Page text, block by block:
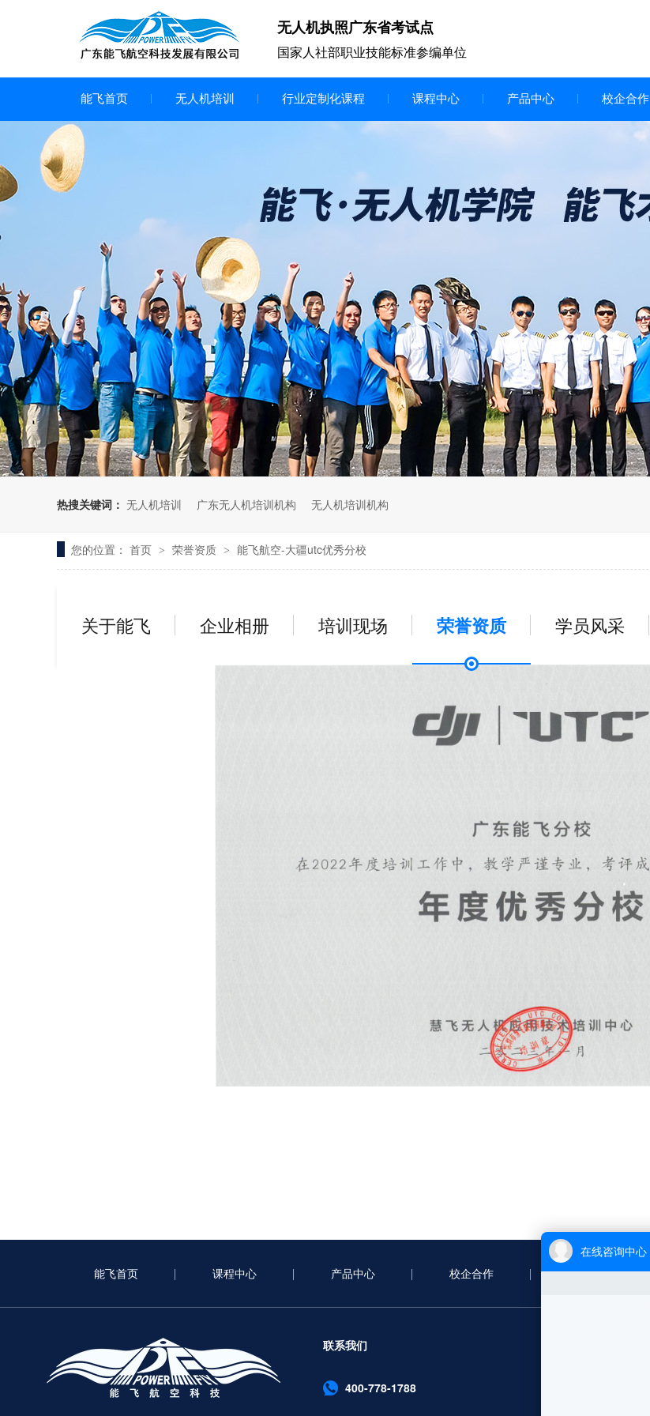
无人机执照广东省考试点
国家人社部职业技能标准参编单位
能飞首页 无人机培训 行业定制化课程 课程中心 产品中心
垂直起降无人机
轻型教学无人机套装
无人机vr虚拟仿真实训区
无人机基础飞行模拟仿真教学
实训系统
无人机考培创新专区
人社无人机职业工种实训系统
多旋翼无人机考培训练专用套
装
无人机考培基地工具
无人机考试评测系统
无人机组调维检
多旋翼无人机组装专用配件套
装
垂直起降固定翼装调实训教学
无人机套装
校企合作
热搜关键词： 无人机培训 广东无人机培训机构 无人机培训机构
您的位置： 首页 > 荣誉资质 > 能飞航空-大疆utc优秀分校
关于能飞 企业相册 培训现场 荣誉资质 学员风采
能飞首页 课程中心 产品中心 校企合作 合作案例
联系我们
400-778-1788